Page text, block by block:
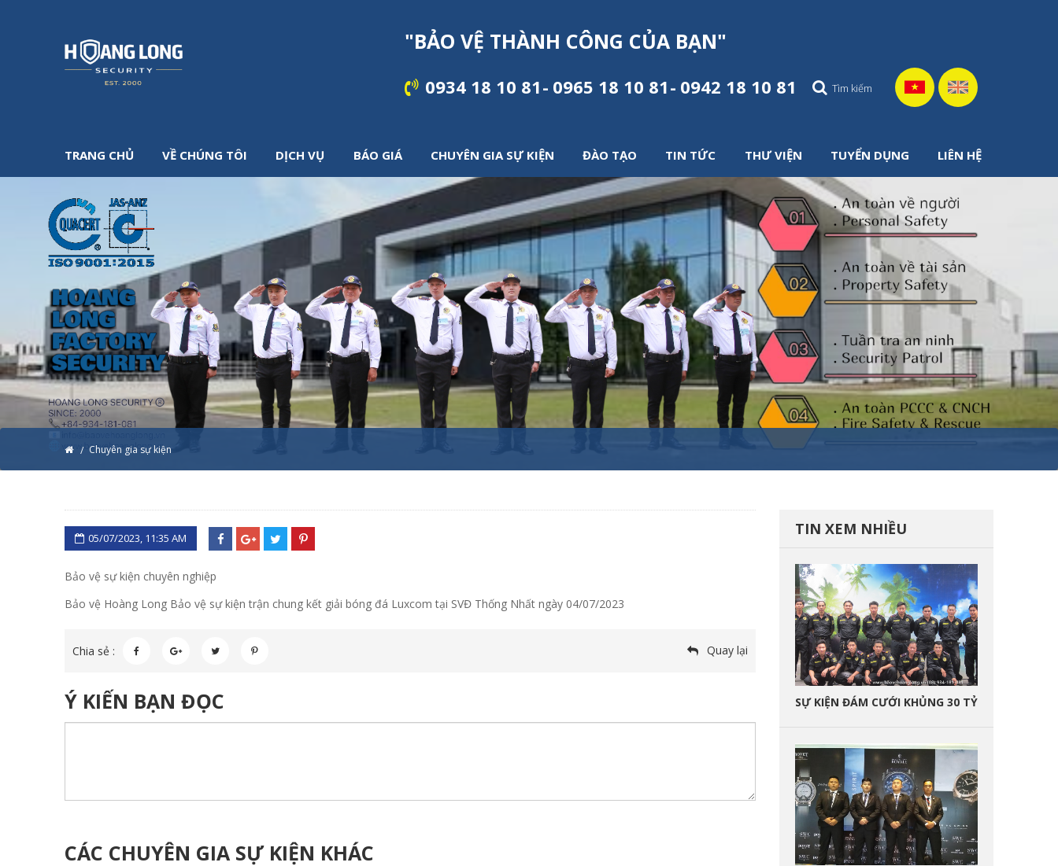
"BẢO VỆ THÀNH CÔNG CỦA BẠN"
0934 18 10 81 0965 18 10 81 0942 18 10 81
TRANG CHỦ VỀ CHÚNG TÔI DỊCH VỤ BÁO GIÁ CHUYÊN GIA SỰ KIỆN ĐÀO TẠO TIN TỨC THƯ VIỆN TUYỂN DỤNG LIÊN HỆ
Chuyên gia sự kiện
05/07/2023, 11:35 AM
Bảo vệ sự kiện chuyên nghiệp
Bảo vệ Hoàng Long Bảo vệ sự kiện trận chung kết giải bóng đá Luxcom tại SVĐ Thống Nhất ngày 04/07/2023
Chia sẻ : Quay lại
Ý KIẾN BẠN ĐỌC
CÁC CHUYÊN GIA SỰ KIỆN KHÁC
TIN XEM NHIỀU
SỰ KIỆN ĐÁM CƯỚI KHỦNG 30 TỶ